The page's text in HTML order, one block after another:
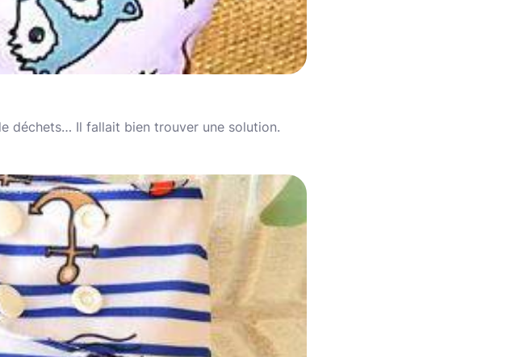
déchets… Il fallait bien trouver une solution.